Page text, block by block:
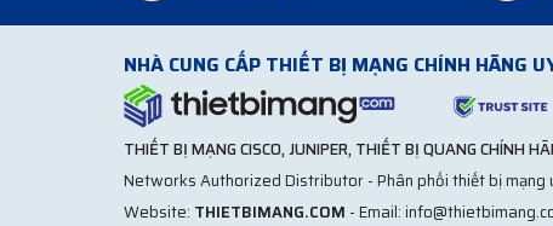
NHÀ CUNG CẤP THIẾT BỊ MẠNG CHÍNH HÃNG
THIẾT BỊ MẠNG CISCO, JUNIPER, THIẾT BỊ QUANG CHÍNH
Networks Authorized Distributor - Phân phối thiết bị mạng
Website: THIETBIMANG.COM - Email: